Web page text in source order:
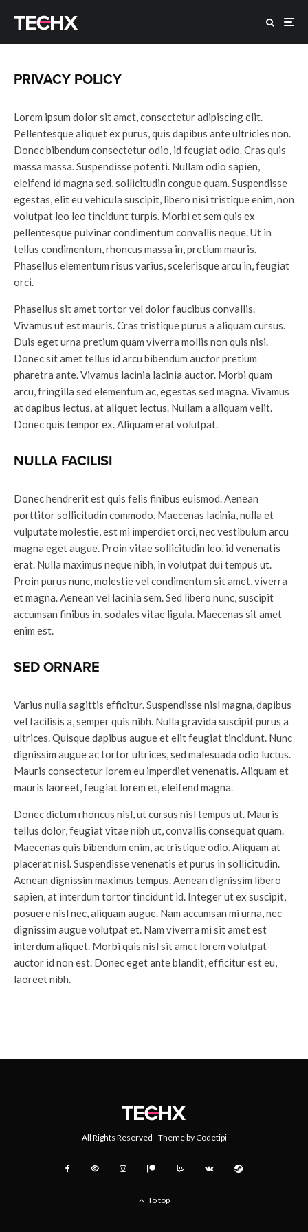
PRIVACY POLICY
Lorem ipsum dolor sit amet, consectetur adipiscing elit.
Pellentesque aliquet ex purus, quis dapibus ante ultricies non.
Donec bibendum consectetur odio, id feugiat odio. Cras quis
massa massa. Suspendisse potenti. Nullam odio sapien,
eleifend id magna sed, sollicitudin congue quam. Suspendisse
egestas, elit eu vehicula suscipit, libero nisi tristique enim, non
volutpat leo leo tincidunt turpis. Morbi et sem quis ex
pellentesque pulvinar condimentum convallis neque. Ut in
tellus condimentum, rhoncus massa in, pretium mauris.
Phasellus elementum risus varius, scelerisque arcu in, feugiat
orci.
Phasellus sit amet tortor vel dolor faucibus convallis.
Vivamus ut est mauris. Cras tristique purus a aliquam cursus.
Duis eget urna pretium quam viverra mollis non quis nisi.
Donec sit amet tellus id arcu bibendum auctor pretium
pharetra ante. Vivamus lacinia lacinia auctor. Morbi quam
arcu, fringilla sed elementum ac, egestas sed magna. Vivamus
at dapibus lectus, at aliquet lectus. Nullam a aliquam velit.
Donec quis tempor ex. Aliquam erat volutpat.
NULLA FACILISI
Donec hendrerit est quis felis finibus euismod. Aenean
porttitor sollicitudin commodo. Maecenas lacinia, nulla et
vulputate molestie, est mi imperdiet orci, nec vestibulum arcu
magna eget augue. Proin vitae sollicitudin leo, id venenatis
erat. Nulla maximus neque nibh, in volutpat dui tempus ut.
Proin purus nunc, molestie vel condimentum sit amet, viverra
et magna. Aenean vel lacinia sem. Sed libero nunc, suscipit
accumsan finibus in, sodales vitae ligula. Maecenas sit amet
enim est.
SED ORNARE
Varius nulla sagittis efficitur. Suspendisse nisl magna, dapibus
vel facilisis a, semper quis nibh. Nulla gravida suscipit purus a
ultrices. Quisque dapibus augue et elit feugiat tincidunt. Nunc
dignissim augue ac tortor ultrices, sed malesuada odio luctus.
Mauris consectetur lorem eu imperdiet venenatis. Aliquam et
mauris laoreet, feugiat lorem et, eleifend magna.
Donec dictum rhoncus nisl, ut cursus nisl tempus ut. Mauris
tellus dolor, feugiat vitae nibh ut, convallis consequat quam.
Maecenas quis bibendum enim, ac tristique odio. Aliquam at
placerat nisl. Suspendisse venenatis et purus in sollicitudin.
Aenean dignissim maximus tempus. Aenean dignissim libero
sapien, at interdum tortor tincidunt id. Integer ut ex suscipit,
posuere nisl nec, aliquam augue. Nam accumsan mi urna, nec
dignissim augue volutpat et. Nam viverra mi sit amet est
interdum aliquet. Morbi quis nisl sit amet lorem volutpat
auctor id non est. Donec eget ante blandit, efficitur est eu,
laoreet nibh.
All Rights Reserved - Theme byCodetipi
To top